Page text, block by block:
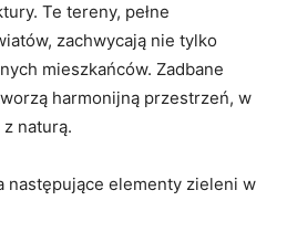
Te tereny, pełne
zachwycają nie tylko
mieszkańców. Zadbane
harmonijną przestrzeń, w
naturą.
następujące elementy zieleni w